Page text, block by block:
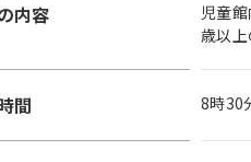
内容
児童
歳以
間 8時30